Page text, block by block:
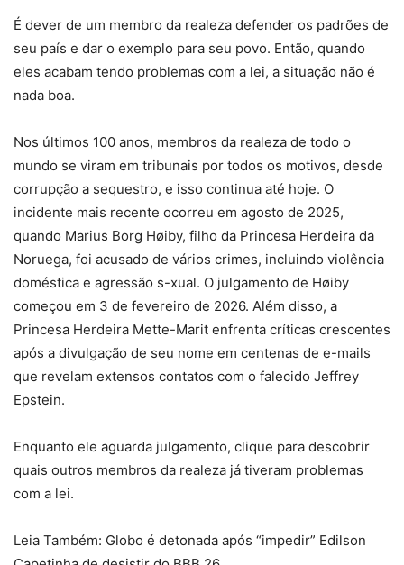
É dever de um membro da realeza defender os padrões de
seu país e dar o exemplo para seu povo. Então, quando
eles acabam tendo problemas com a lei, a situação não é
nada boa.
Nos últimos 100 anos, membros da realeza de todo o
mundo se viram em tribunais por todos os motivos, desde
corrupção a sequestro, e isso continua até hoje. O
incidente mais recente ocorreu em agosto de 2025,
quando Marius Borg Høiby, filho da Princesa Herdeira da
Noruega, foi acusado de vários crimes, incluindo violência
doméstica e agressão s-xual. O julgamento de Høiby
começou em 3 de fevereiro de 2026. Além disso, a
Princesa Herdeira Mette-Marit enfrenta críticas crescentes
após a divulgação de seu nome em centenas de e-mails
que revelam extensos contatos com o falecido Jeffrey
Epstein.
Enquanto ele aguarda julgamento, clique para descobrir
quais outros membros da realeza já tiveram problemas
com a lei.
Leia Também: Globo é detonada após “impedir” Edilson